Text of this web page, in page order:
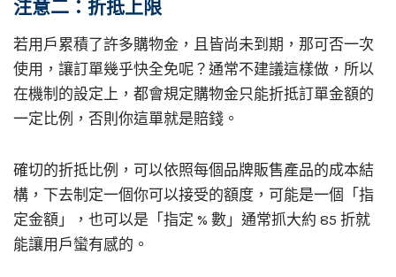
注意二：折抵上限
若用戶累積了許多購物金，且皆尚未到期，那可否一次
使用，讓訂單幾乎快全免呢？通常不建議這樣做，所以
在機制的設定上，都會規定購物金只能折抵訂單金額的
一定比例，否則你這單就是賠錢。
確切的折抵比例，可以依照每個品牌販售產品的成本結
構，下去制定一個你可以接受的額度，可能是一個「指
定金額」，也可以是「指定 % 數」通常抓大約 85 折就
能讓用戶蠻有感的。